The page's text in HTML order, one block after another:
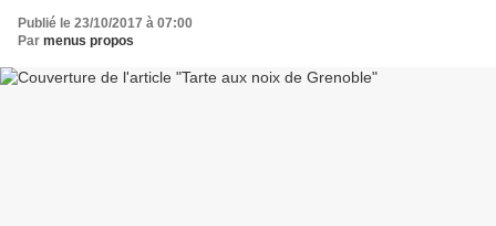
Publié le 23/10/2017 à 07:00
Par menus propos